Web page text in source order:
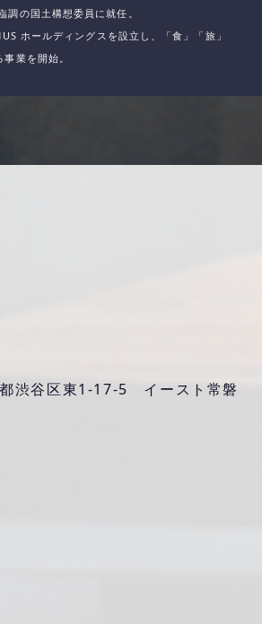
調の国土構想委員に就任。
ホールディングスを設立し、「食」「旅」
業を開始。
渋谷区東1-17-5 イースト常磐